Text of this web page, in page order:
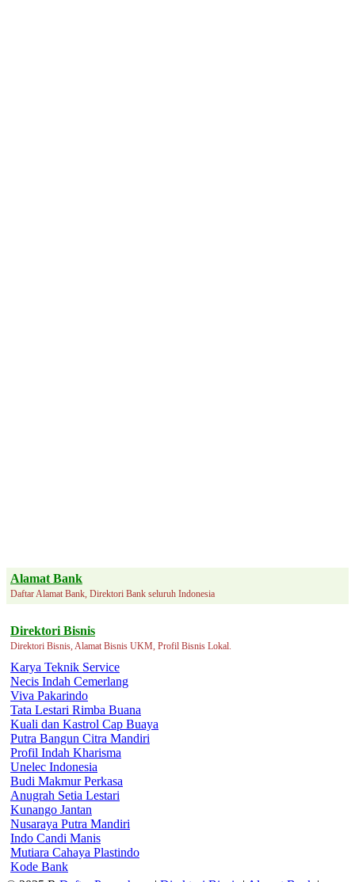
Alamat Bank
Daftar Alamat Bank, Direktori Bank seluruh Indonesia
Direktori Bisnis
Direktori Bisnis, Alamat Bisnis UKM, Profil Bisnis Lokal.
Karya Teknik Service
Necis Indah Cemerlang
Viva Pakarindo
Tata Lestari Rimba Buana
Kuali dan Kastrol Cap Buaya
Putra Bangun Citra Mandiri
Profil Indah Kharisma
Unelec Indonesia
Budi Makmur Perkasa
Anugrah Setia Lestari
Kunango Jantan
Nusaraya Putra Mandiri
Indo Candi Manis
Mutiara Cahaya Plastindo
Kode Bank